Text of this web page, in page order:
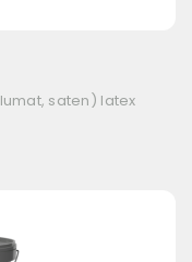
saten) latex